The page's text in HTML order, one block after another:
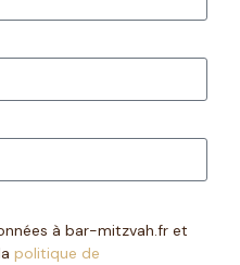
à bar-mitzvah.fr et
politique de